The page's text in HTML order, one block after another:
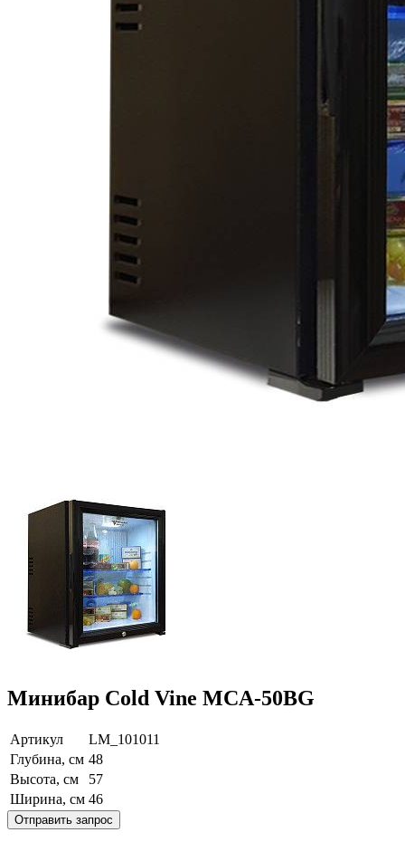
Минибар Cold Vine MCA-50BG
Артикул
LM_101011
Глубина, см 48
Высота, см
57
Ширина, см 46
Отправить запрос